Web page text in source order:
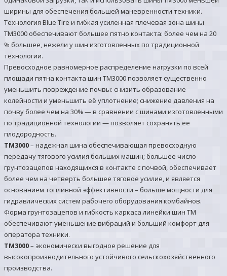
ширины для обеспечения большей маневренности техники.
Технология Blue Tire и гибкая усиленная плечевая зона шины
TM3000 обеспечивают большее пятно контакта: более чем на 20
% большее, нежели у шин изготовленных по традиционной
технологии.
Превосходное равномерное распределение нагрузки по всей
площади пятна контакта шин TM3000 позволяет существенно
уменьшить повреждение почвы: снизить образование
колейности и уменьшить её уплотнение; снижение давления на
почву более чем на 30% — в сравнении с шинами изготовленными
по традиционной технологии — позволяет сохранять ее
плодородность.
TM3000– надежная шина обеспечивающая превосходную
передачу тягового усилия больших машин; большее число
грунтозацепов находящихся в контакте с почвой, обеспечивает
более чем на четверть большее тяговое усилие, и является
основанием топливной эффективности – больше мощности для
гидравлических систем рабочего оборудования комбайнов.
Форма грунтозацепов и гибкость каркаса линейки шин TM
обеспечивают уменьшение вибраций и больший комфорт для
оператора техники.
TM3000– экономически выгодное решение для
высокопроизводительного устойчивого сельскохозяйственного
производства.